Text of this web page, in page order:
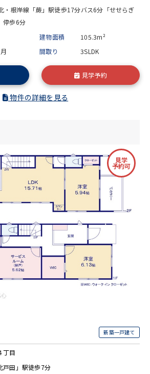
・根岸線「蕨」駅徒歩17分バス6分「せせらぎ
停歩6分
建物面積
105.3m²
間取り 3SLDK
見学予約
物件の詳細を見る
見学
予約可
新築一戸建て
丁目
戸田」駅徒歩7分